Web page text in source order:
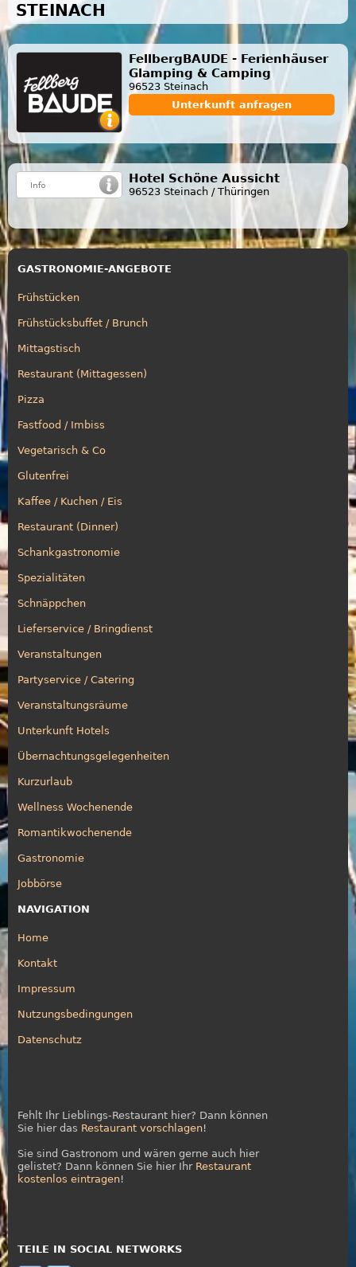
STEINACH
FellbergBAUDE - Ferienhäuser
Glamping & Camping
96523 Steinach
Unterkunft anfragen
Hotel Schöne Aussicht
96523 Steinach / Thüringen
GASTRONOMIE-ANGEBOTE
Frühstücken
Frühstücksbuffet / Brunch
Mittagstisch
Restaurant (Mittagessen)
Pizza
Fastfood / Imbiss
Vegetarisch & Co
Glutenfrei
Kaffee / Kuchen / Eis
Restaurant (Dinner)
Schankgastronomie
Spezialitäten
Schnäppchen
Lieferservice / Bringdienst
Veranstaltungen
Partyservice / Catering
Veranstaltungsräume
Unterkunft Hotels
Übernachtungsgelegenheiten
Kurzurlaub
Wellness Wochenende
Romantikwochenende
Gastronomie
Jobbörse
NAVIGATION
Home
Kontakt
Impressum
Nutzungsbedingungen
Datenschutz
Fehlt Ihr Lieblings-Restaurant hier? Dann können
Sie hier das Restaurant vorschlagen!
Sie sind Gastronom und wären gerne auch hier
gelistet? Dann können Sie hier Ihr Restaurant
kostenlos eintragen!
TEILE IN SOCIAL NETWORKS